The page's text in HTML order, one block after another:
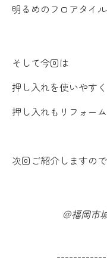
明るめのフロアタイ
そして今回は
押し入れを使いやす
押し入れもリフォー
次回ご紹介しますの
＠福岡市